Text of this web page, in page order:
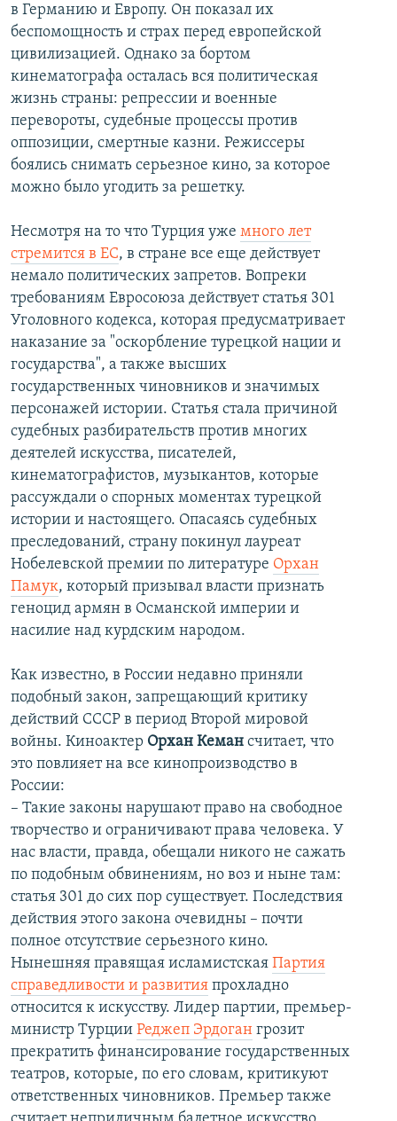
в Германию и Европу. Он показал их
беспомощность и страх перед европейской
цивилизацией. Однако за бортом
кинематографа осталась вся политическая
жизнь страны: репрессии и военные
перевороты, судебные процессы против
оппозиции, смертные казни. Режиссеры
боялись снимать серьезное кино, за которое
можно было угодить за решетку.
Несмотря на то что Турция уже много лет
стремится в ЕС, в стране все еще действует
немало политических запретов. Вопреки
требованиям Евросоюза действует статья 301
Уголовного кодекса, которая предусматривает
наказание за "оскорбление турецкой нации и
государства", а также высших
государственных чиновников и значимых
персонажей истории. Статья стала причиной
судебных разбирательств против многих
деятелей искусства, писателей,
кинематографистов, музыкантов, которые
рассуждали о спорных моментах турецкой
истории и настоящего. Опасаясь судебных
преследований, страну покинул лауреат
Нобелевской премии по литературе Орхан
Памук, который призывал власти признать
геноцид армян в Османской империи и
насилие над курдским народом.
Как известно, в России недавно приняли
подобный закон, запрещающий критику
действий СССР в период Второй мировой
войны. Киноактер Орхан Кеман считает, что
это повлияет на все кинопроизводство в
России:
– Такие законы нарушают право на свободное
творчество и ограничивают права человека. У
нас власти, правда, обещали никого не сажать
по подобным обвинениям, но воз и ныне там:
статья 301 до сих пор существует. Последствия
действия этого закона очевидны – почти
полное отсутствие серьезного кино.
Нынешняя правящая исламистская Партия
справедливости и развития прохладно
относится к искусству. Лидер партии, премьер-
министр Турции Реджеп Эрдоган грозит
прекратить финансирование государственных
театров, которые, по его словам, критикуют
ответственных чиновников. Премьер также